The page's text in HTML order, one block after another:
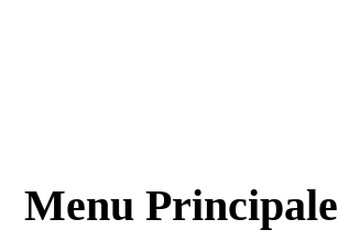
Menu Principale